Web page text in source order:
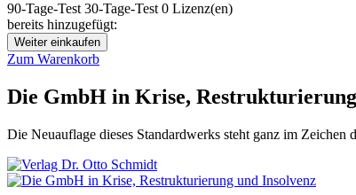
90-Tage-Test 30-Tage-Test 0 Lizenz(en)
bereits hinzugefügt:
Weiter einkaufen
Zum Warenkorb
Die GmbH in Krise,
Die Neuauflage dieses Standardwerks steht ganz im